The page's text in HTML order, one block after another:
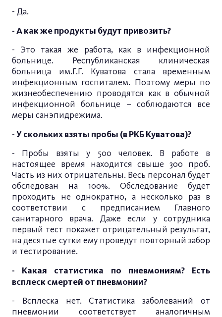
- Да.
- А как же продукты будут привозить?
- Это такая же работа, как в инфекционной
больнице. Республиканская клиническая
больница им.Г.Г. Куватова стала временным
инфекционным госпиталем. Поэтому меры по
жизнеобеспечению проводятся как в обычной
инфекционной больнице – соблюдаются все
меры санэпидрежима.
- У скольких взяты пробы (в РКБ Куватова)?
- Пробы взяты у 500 человек. В работе в
настоящее время находится свыше 300 проб.
Часть из них отрицательны. Весь персонал будет
обследован на 100%. Обследование будет
проходить не однократно, а несколько раз в
соответствии с предписанием Главного
санитарного врача. Даже если у сотрудника
первый тест покажет отрицательный результат,
на десятые сутки ему проведут повторный забор
и тестирование.
- Какая статистика по пневмониям? Есть
всплеск смертей от пневмонии?
- Всплеска нет. Статистика заболеваний от
пневмонии соответствует аналогичным